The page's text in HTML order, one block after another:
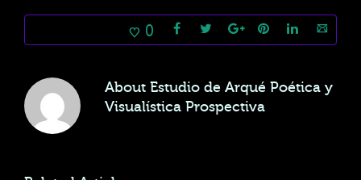
0
About Estudio de Arqué Poética y
Visualística Prospectiva